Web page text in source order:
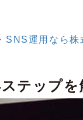
SNS運用なら
テップを